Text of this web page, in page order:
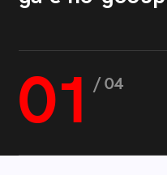
01 / 04